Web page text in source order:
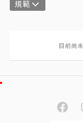
規範